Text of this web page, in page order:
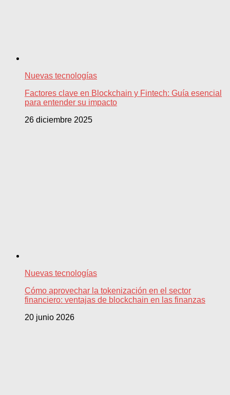
Nuevas tecnologías
Factores clave en Blockchain y Fintech: Guía esencial
para entender su impacto
26 diciembre 2025
Nuevas tecnologías
Cómo aprovechar la tokenización en el sector
financiero: ventajas de blockchain en las finanzas
20 junio 2026